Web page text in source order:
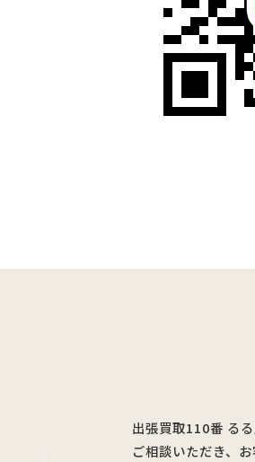
出張買取110番 る
ご相談いただき、